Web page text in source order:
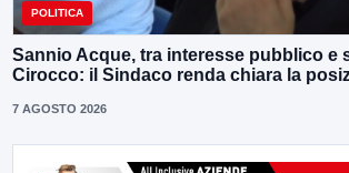
POLITICA
Sannio Acque, tra interesse pubblico e
Cirocco: il Sindaco renda chiara la
7 AGOSTO 2026